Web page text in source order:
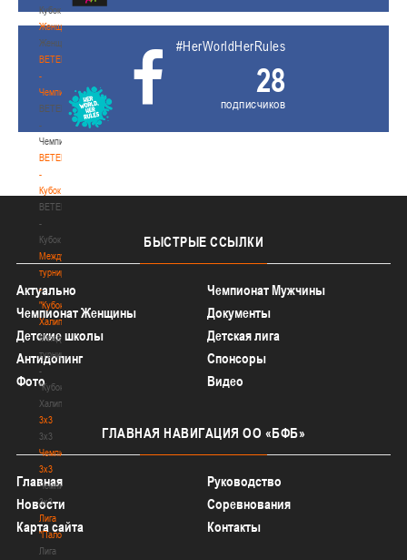
Кубок
Женщины
Женщины
BETERA
-
Чемпионат
BETERA
-
Чемпионат
BETERA
-
Кубок
BETERA
-
Кубок
Международный
турнир
-
"Кубок
Халипского"
Международный
турнир
-
"Кубок
Халипского"
3x3
3x3
Чемпионат
3х3
Чемпионат
3х3
Лига
"Палова"
Лига
#HerWorldHerRules
28
подписчиков
БЫСТРЫЕ ССЫЛКИ
Актуально
Чемпионат Мужчины
Чемпионат Женщины
Документы
Детские школы
Детская лига
Антидопинг
Спонсоры
Фото
Видео
ГЛАВНАЯ НАВИГАЦИЯ ОО «БФБ»
Главная
Руководство
Новости
Соревнования
Карта сайта
Контакты